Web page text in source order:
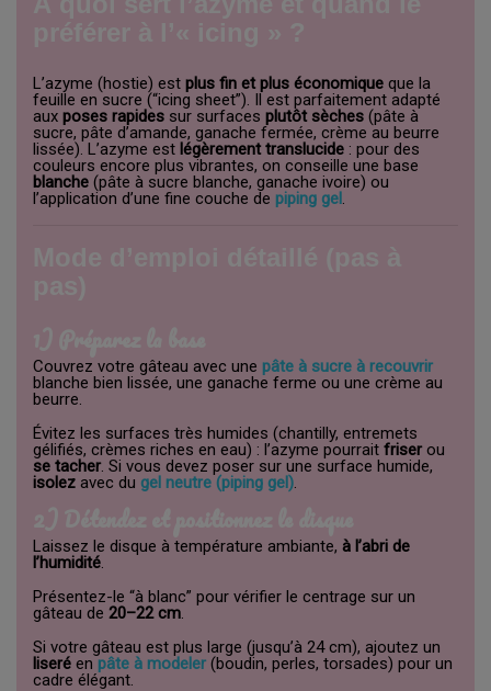
L’azyme (hostie) est plus fin et plus économique que la
feuille en sucre (“icing sheet”). Il est parfaitement adapté
aux poses rapides sur surfaces plutôt sèches (pâte à
sucre, pâte d’amande, ganache fermée, crème au beurre
lissée). L’azyme est légèrement translucide : pour des
couleurs encore plus vibrantes, on conseille une base
blanche (pâte à sucre blanche, ganache ivoire) ou
l’application d’une fine couche de piping gel.
Couvrez votre gâteau avec une pâte à sucre à recouvrir
blanche bien lissée, une ganache ferme ou une crème au
beurre.
Évitez les surfaces très humides (chantilly, entremets
gélifiés, crèmes riches en eau) : l’azyme pourrait friserou
se tacher. Si vous devez poser sur une surface humide,
isolez avec du gel neutre (piping gel).
Laissez le disque à température ambiante, à l’abri de
l’humidité.
Présentez-le “à blanc” pour vérifier le centrage sur un
gâteau de 20–22 cm.
Si votre gâteau est plus large (jusqu’à 24 cm), ajoutez un
liseré en pâte à modeler (boudin, perles, torsades) pour un
cadre élégant.